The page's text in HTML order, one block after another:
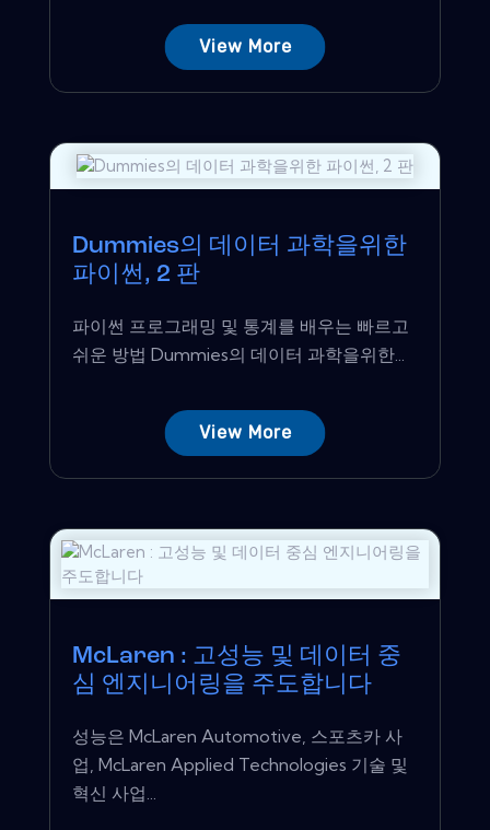
View More
Dummies의 데이터 과학을위한
파이썬, 2 판
파이썬 프로그래밍 및 통계를 배우는 빠르고
쉬운 방법 Dummies의 데이터 과학을위한...
View More
McLaren : 고성능 및 데이터 중
심 엔지니어링을 주도합니다
성능은 McLaren Automotive, 스포츠카 사
업, McLaren Applied Technologies 기술 및
혁신 사업...